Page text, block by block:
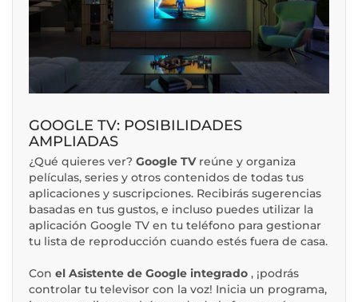
GOOGLE TV: POSIBILIDADES
AMPLIADAS
¿Qué quieres ver? Google TV reúne y organiza
películas, series y otros contenidos de todas tus
aplicaciones y suscripciones. Recibirás sugerencias
basadas en tus gustos, e incluso puedes utilizar la
aplicación Google TV en tu teléfono para gestionar
tu lista de reproducción cuando estés fuera de casa.
Con el Asistente de Google integrado , ¡podrás
controlar tu televisor con la voz! Inicia un programa,